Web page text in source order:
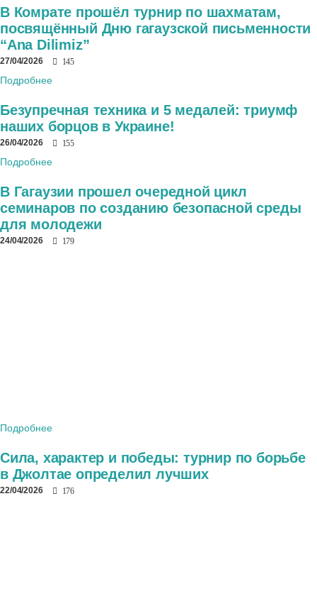
В Комрате прошёл турнир по шахматам,
посвящённый Дню гагаузской письменности
“Ana Dilimiz”
27/04/2026 145
Подробнее
Безупречная техника и 5 медалей: триумф
наших борцов в Украине!
26/04/2026 155
Подробнее
В Гагаузии прошел очередной цикл
семинаров по созданию безопасной среды
для молодежи
24/04/2026 179
Подробнее
Сила, характер и победы: турнир по борьбе
в Джолтае определил лучших
22/04/2026 176